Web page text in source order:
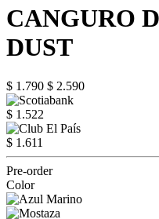
CANGURO
DUST
$ 1.790 $ 2.590
$ 1.522
$ 1.611
Pre-order
Color